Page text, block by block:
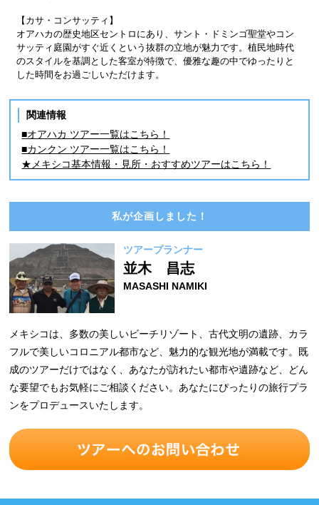
【カサ・コンサッティ】
オアハカの歴史地区セントロにあり、サント・ドミンゴ聖堂やコン
サッティ庭園がすぐ近くという抜群の立地が魅力です。植民地時代
のスタイルを基調とした客室が特徴で、優雅な趣の中でゆったりと
した時間をお過ごしいただけます。
関連情報
■オアハカ ツアー一覧はこちら！
■カンクン ツアー一覧はこちら！
★メキシコ基本情報・見所・おすすめツアーはこちら！
私が企画しました！
ツアープランナー
並木 昌志
MASASHI NAMIKI
メキシコは、多数の美しいビーチリゾート、古代文明の遺跡、カラ
フルで美しいコロニアル都市など、魅力的な観光地が満載です。既
成のツアーだけではなく、あなたが訪れたい都市や遺跡など、どん
な要望でもお気軽にご相談ください。あなたにぴったりの旅行プラ
ンをプロデュースいたします。